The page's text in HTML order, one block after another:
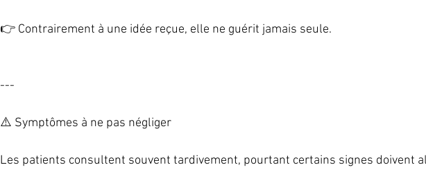
👉 Contrairement à une idée reçue, elle ne guérit jamais seule.
---
⚠️ Symptômes à ne pas négliger
Les patients consultent souvent tardivement, pourtant certains signes doivent